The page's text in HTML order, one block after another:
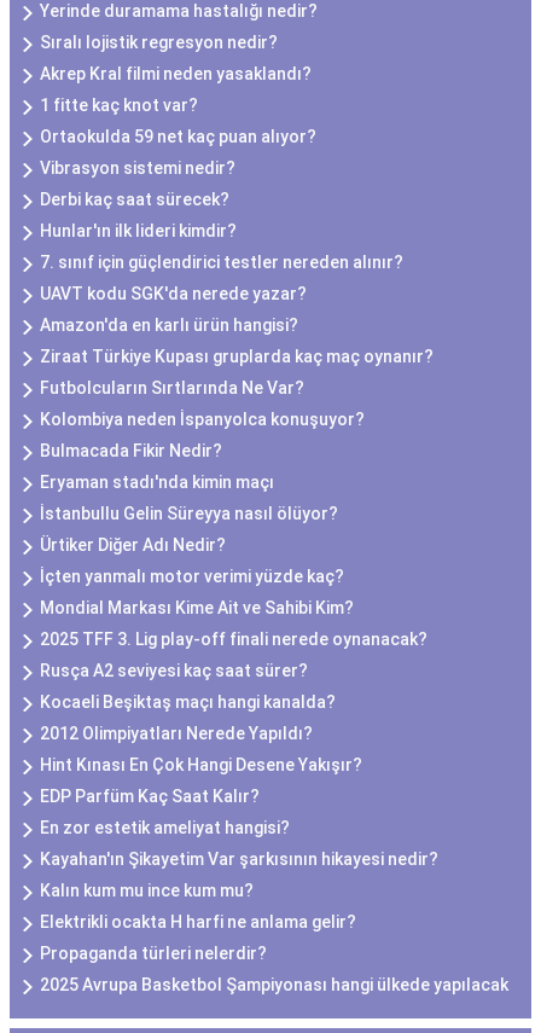
Yerinde duramama hastalığı nedir?
Sıralı lojistik regresyon nedir?
Akrep Kral filmi neden yasaklandı?
1 fitte kaç knot var?
Ortaokulda 59 net kaç puan alıyor?
Vibrasyon sistemi nedir?
Derbi kaç saat sürecek?
Hunlar'ın ilk lideri kimdir?
7. sınıf için güçlendirici testler nereden alınır?
UAVT kodu SGK'da nerede yazar?
Amazon'da en karlı ürün hangisi?
Ziraat Türkiye Kupası gruplarda kaç maç oynanır?
Futbolcuların Sırtlarında Ne Var?
Kolombiya neden İspanyolca konuşuyor?
Bulmacada Fikir Nedir?
Eryaman stadı'nda kimin maçı
İstanbullu Gelin Süreyya nasıl ölüyor?
Ürtiker Diğer Adı Nedir?
İçten yanmalı motor verimi yüzde kaç?
Mondial Markası Kime Ait ve Sahibi Kim?
2025 TFF 3. Lig play-off finali nerede oynanacak?
Rusça A2 seviyesi kaç saat sürer?
Kocaeli Beşiktaş maçı hangi kanalda?
2012 Olimpiyatları Nerede Yapıldı?
Hint Kınası En Çok Hangi Desene Yakışır?
EDP Parfüm Kaç Saat Kalır?
En zor estetik ameliyat hangisi?
Kayahan'ın Şikayetim Var şarkısının hikayesi nedir?
Kalın kum mu ince kum mu?
Elektrikli ocakta H harfi ne anlama gelir?
Propaganda türleri nelerdir?
2025 Avrupa Basketbol Şampiyonası hangi ülkede yapılacak